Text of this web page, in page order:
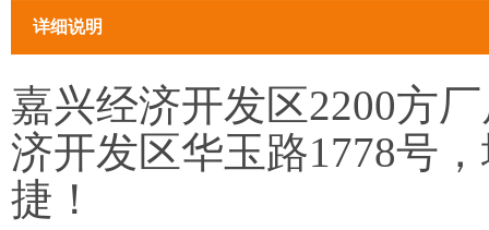
详细说明
嘉兴经济开发区2200方
济开发区华玉路1778号
捷！